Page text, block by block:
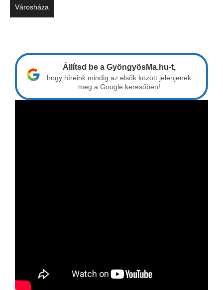
Városháza
Állítsd be a GyöngyösMa.hu-t,
hogy híreink mindig az elsők között jelenjenek
meg a Google keresőben!